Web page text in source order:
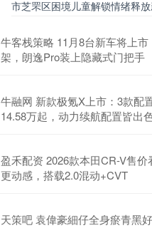
市芝罘区困境儿童解锁情绪释
牛客栈策略 11月8台新车将上
架，朗逸Pro装上隐藏式门把手
牛融网 新款极氪X上市：3款配
14.58万起，动力续航配置皆出
盈禾配资 2026款本田CR-V售
更动感，搭载2.0混动+CVT
天策吧 袁偉豪細仔全身瘀青黑